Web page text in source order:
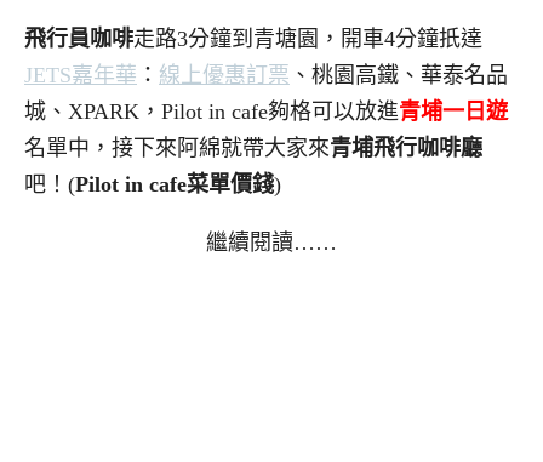
飛行員咖啡走路3分鐘到青塘園，開車4分鐘扺達
JETS嘉年華 ： 線上優惠訂票 、桃園高鐵、華泰名品
城、XPARK，Pilot in cafe夠格可以放進青埔一日遊
名單中，接下來阿綿就帶大家來青埔飛行咖啡廳
吧！(Pilot in cafe菜單價錢)
繼續閱讀……